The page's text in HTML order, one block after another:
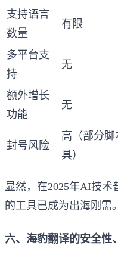
支持语言
数量
有限
多平台支
持
无
额外增长
功能
无
封号风险
高（部分脚
具）
显然，在2025年AI技术
的工具已成为出海刚需。
六、海豹翻译的安全性